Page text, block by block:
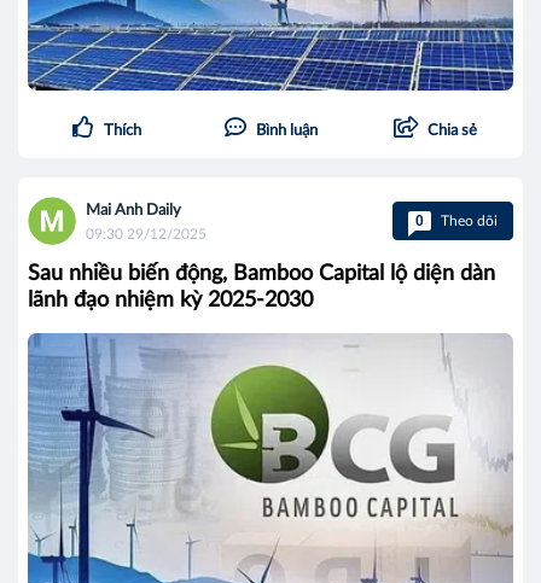
Thích Bình luận Chia sẻ
Mai Anh Daily
09:30 29/12/2025
0 Theo dõi
Sau nhiều biến động, Bamboo Capital lộ diện dàn
lãnh đạo nhiệm kỳ 2025-2030